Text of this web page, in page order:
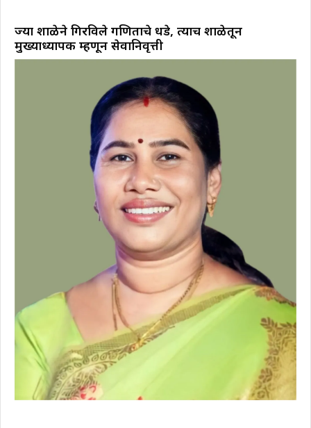
ज्या शाळेने गिरविले गणिताचे धडे, त्याच शाळेतून
मुख्याध्यापक म्हणून सेवानिवृत्ती